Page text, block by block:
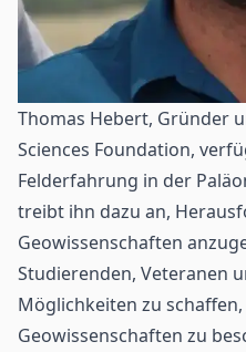
Thomas Hebert, Gründer
Sciences Foundation,
Felderfahrung in der
treibt ihn dazu an,
Geowissenschaften
Studierenden, Veteranen
Möglichkeiten zu
Geowissenschaften zu